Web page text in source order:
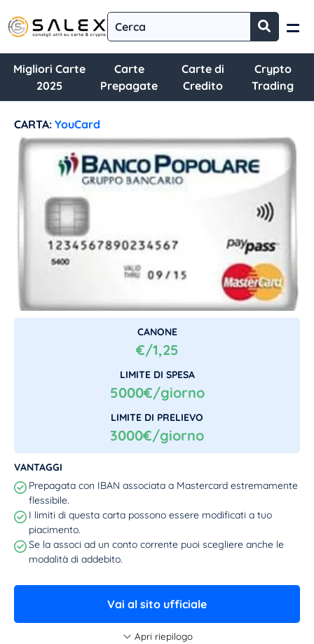
Migliori Carte
2025
Carte
Prepagate
Carte di
Credito
Crypto
Trading
CARTA: YouCard
CANONE
€/1,25
LIMITE DI SPESA
5000€/giorno
LIMITE DI PRELIEVO
3000€/giorno
VANTAGGI
Prepagata con IBAN associata a Mastercard estremamente
flessibile.
I limiti di questa carta possono essere modificati a tuo
piacimento.
Se la associ ad un conto corrente puoi scegliere anche le
modalità di addebito.
Vai al sito ufficiale
Apri riepilogo